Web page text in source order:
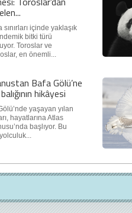
sınırları içinde yaklaşık
bitki türü
Toroslar ve
en önemli...
Bafa Gölü’ne
hikâyesi
yaşayan yılan
hayatlarına Atlas
başlıyor. Bu